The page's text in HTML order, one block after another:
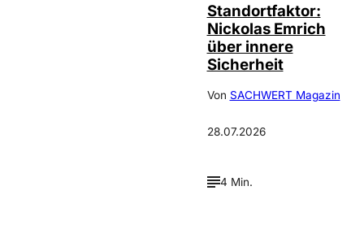
Standortfaktor:
Nickolas Emrich
über innere
Sicherheit
Von SACHWERT Magazin
28.07.2026
4 Min.